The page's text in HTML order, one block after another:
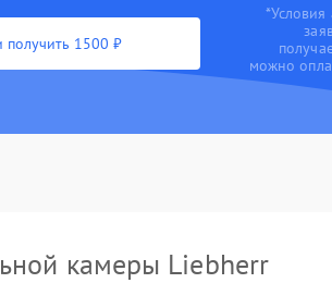
получить 1500 ₽
*Условия
можно
камеры Liebherr